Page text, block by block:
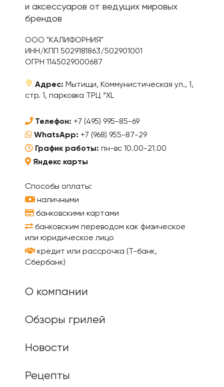
и аксессуаров от ведущих мировых
брендов
ООО "КАЛИФОРНИЯ"
ИНН/КПП 5029181863/502901001
ОГРН 1145029000687
Адрес: Мытищи, Коммунистическая ул., 1,
стр. 1, парковка ТРЦ “XL
Телефон: +7 (495) 995-85-69
WhatsApp: +7 (968) 955-87-29
График работы: пн-вс 10.00-21.00
Яндекс карты
Способы оплаты:
наличными
банковскими картами
банковским переводом как физическое
или юридическое лицо
кредит или рассрочка (Т-банк,
Сбербанк)
О компании
Обзоры грилей
Новости
Рецепты